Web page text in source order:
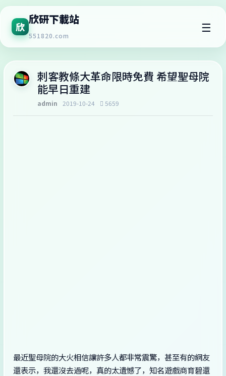
欣
欣研下載站
551820.com
☰
刺客教條大革命限時免費 希望聖母院
能早日重建
admin 2019-10-24 5659
最近聖母院的大火相信讓許多人都非常震驚，甚至有的網友
還表示，我還沒去過呢，真的太遺憾了，知名遊戲商育碧還